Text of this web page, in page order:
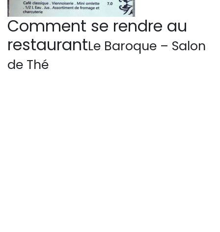
Comment se rendre au
restaurantLe Baroque – Salon
de Thé